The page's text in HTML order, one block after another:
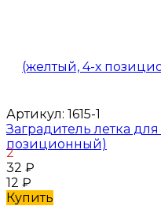
Артикул: 1615-1
Заградитель летка
позиционный)
2
32 ₽
12 ₽
Купить